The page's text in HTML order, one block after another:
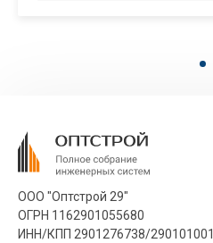
ООО "Оптстрой 29"
ОГРН 1162901055680
ИНН/КПП 2901276738/290101001